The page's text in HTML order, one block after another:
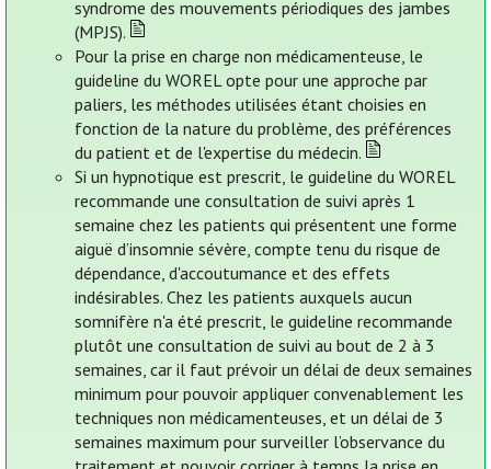
syndrome des mouvements périodiques des jambes
(MPJS).
Pour la prise en charge non médicamenteuse, le
guideline du WOREL opte pour une approche par
paliers, les méthodes utilisées étant choisies en
fonction de la nature du problème, des préférences
du patient et de l'expertise du médecin.
Si un hypnotique est prescrit, le guideline du WOREL
recommande une consultation de suivi après 1
semaine chez les patients qui présentent une forme
aiguë d’insomnie sévère, compte tenu du risque de
dépendance, d'accoutumance et des effets
indésirables. Chez les patients auxquels aucun
somnifère n'a été prescrit, le guideline recommande
plutôt une consultation de suivi au bout de 2 à 3
semaines, car il faut prévoir un délai de deux semaines
minimum pour pouvoir appliquer convenablement les
techniques non médicamenteuses, et un délai de 3
semaines maximum pour surveiller l’observance du